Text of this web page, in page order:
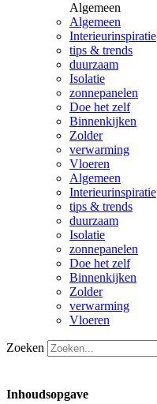
Algemeen
Algemeen
Interieurinspiratie
tips & trends
duurzaam
Isolatie
zonnepanelen
Doe het zelf
Binnenkijken
Zolder
verwarming
Vloeren
Algemeen
Interieurinspiratie
tips & trends
duurzaam
Isolatie
zonnepanelen
Doe het zelf
Binnenkijken
Zolder
verwarming
Vloeren
Zoeken
Inhoudsopgave